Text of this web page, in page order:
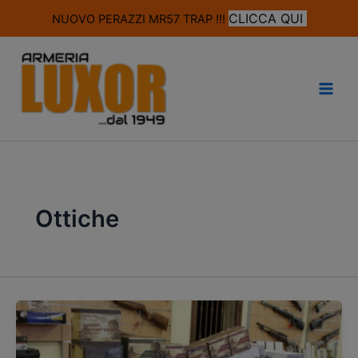
NUOVO PERAZZI MR57 TRAP !!! CLICCA QUI
Ottiche